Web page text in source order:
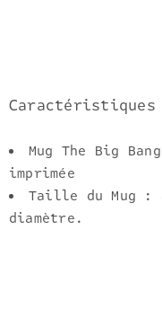
Caractéristiques
Mug The Big
imprimée
Taille du Mug :
diamètre.